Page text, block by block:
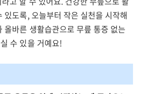
있도록, 오늘부터 작은 실천을 시작해
올바른 생활습관으로 무릎 통증 없는
수 있을 거예요!